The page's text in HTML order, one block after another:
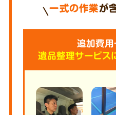
一式の作業が
追加費用
遺品整理サービス